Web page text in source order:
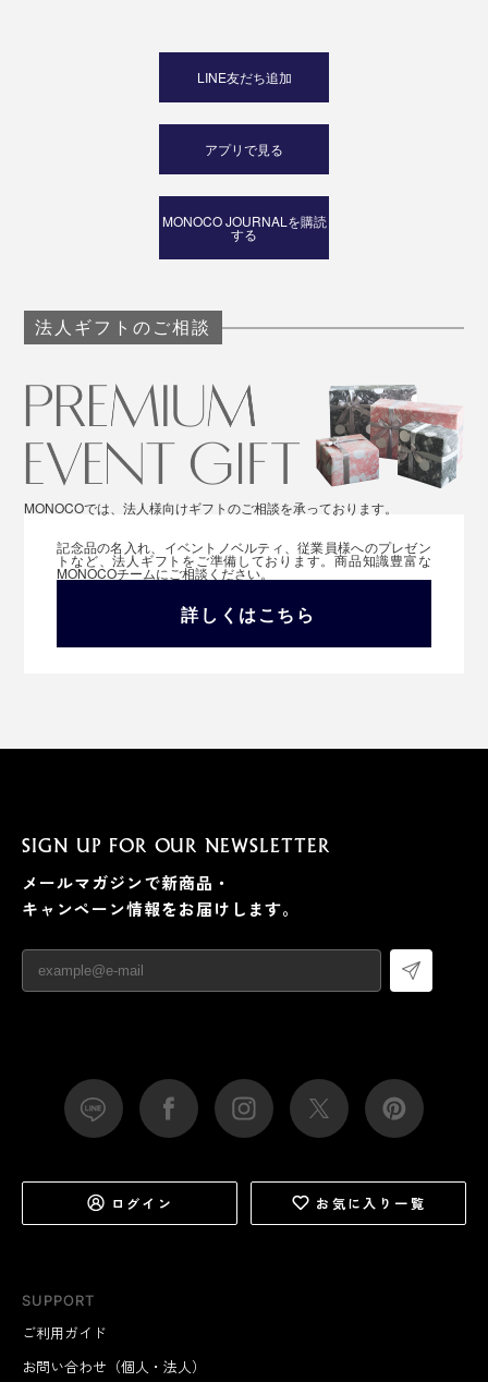
誕生日はもちろん、母の日や、敬老の日、結婚記念日、
バレンタインデーやホワイトデーに、ぜひどうぞ。
LINE友だち追加
アプリで見る
MONOCO JOURNALを購読
する
法人ギフトのご相談
MONOCOでは、法人様向けギフトのご相談を承っております。
記念品の名入れ、イベントノベルティ、従業員様へのプレゼン
トなど、法人ギフトをご準備しております。商品知識豊富な
MONOCOチームにご相談ください。
詳しくはこちら
SUPPORT
ご利用ガイド
お問い合わせ（個人・法人）
SIGN UP FOR OUR NEWSLETTER
メールマガジンで新商品・
キャンペーン情報をお届けします。
ログイン お気に入り一覧